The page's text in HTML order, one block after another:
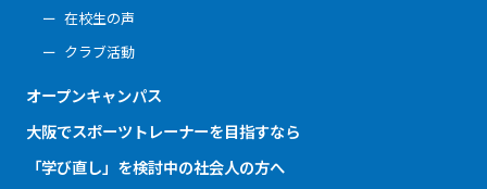
在校生の声
クラブ活動
オープンキャンパス
大阪でスポーツトレーナーを目指すなら
「学び直し」を検討中の社会人の方へ